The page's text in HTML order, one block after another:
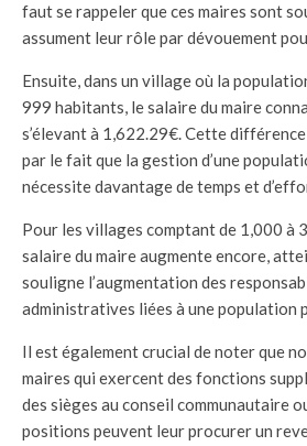
faut se rappeler que ces maires sont
assument leur rôle par dévouement
Ensuite, dans un village où la
999 habitants, le salaire du maire
s’élevant à 1,622.29€. Cette différence
par le fait que la gestion d’une
nécessite davantage de temps et
Pour les villages comptant de 1,000 à
salaire du maire augmente encore,
souligne l’augmentation des
administratives liées à une population
Il est également crucial de noter que
maires qui exercent des fonctions
des sièges au conseil communautaire
positions peuvent leur procurer un